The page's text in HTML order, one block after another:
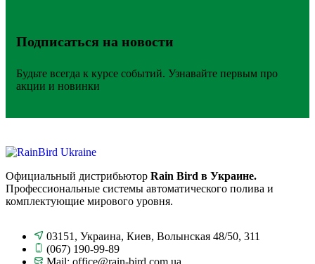
Подписаться на новости
Будьте всегда к курсе событий. Узнавайте первым про
акции и новинки
Официальный дистрибьютор Rain Bird в Украине.
Профессиональные системы автоматического полива и
комплектующие мирового уровня.
03151, Украина, Киев, Волынская 48/50, 311
(067) 190-99-89
Mail: office@rain-bird.com.ua